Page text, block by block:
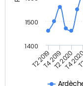
T2 2019T4 2019T2 2020
T4
1400
1500